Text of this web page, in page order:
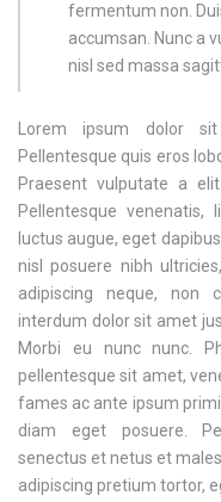
fermentum non.
accumsan. Nunc a
nisl sed massa
Lorem ipsum dolor
Pellentesque quis eros
Praesent vulputate a
Pellentesque
luctus augue, eget
nisl posuere nibh
adipiscing neque, non
interdum dolor sit amet
Morbi eu nunc nunc.
pellentesque sit amet,
fames ac ante ipsum
diam eget posuere.
senectus et netus et
adipiscing pretium tortor,